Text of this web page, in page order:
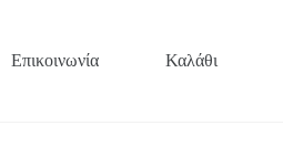
Επικοινωνία Καλάθι